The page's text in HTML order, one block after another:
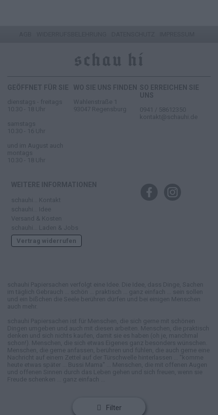
Filter
GEÖFFNET FÜR SIE
dienstags - freitags
10.30 - 18 Uhr
samstags
10.30 - 16 Uhr
und im August auch
montags
10.30 - 18 Uhr
WO SIE UNS FINDEN
Wahlenstraße 1
93047 Regensburg
SO ERREICHEN SIE
UNS
0941 / 58612350
kontakt@schauhi.de
WEITERE INFORMATIONEN
schauhi... Kontakt
schauhi... Idee
Versand & Kosten
schauhi... Laden & Jobs
Vertrag widerrufen
schauhi Papiersachen verfolgt eine Idee. Die Idee, dass Dinge, Sachen
im täglich Gebrauch ... schön ... praktisch ... ganz einfach ... sein sollen
und ein bißchen die Seele berühren dürfen und bei einigen Menschen
auch mehr.
schauhi Papiersachen ist für Menschen, die sich gerne mit schönen
Dingen umgeben und auch mit diesen arbeiten. Menschen, die praktisch
denken und sich nichts kaufen, damit sie es haben (oh je, manchmal
schon!). Menschen, die sich etwas Eigenes ganz besonders wünschen.
Menschen, die gerne anfassen, berühren und fühlen, die auch gerne eine
Nachricht auf einem Zettel auf der Türschwelle hinterlassen ... "komme
heute etwas später ... Bussi Mama" ... Menschen, die mit offenen Augen
und offenen Sinnen durch das Leben gehen und sich freuen, wenn sie
Freude schenken ... ganz einfach ...